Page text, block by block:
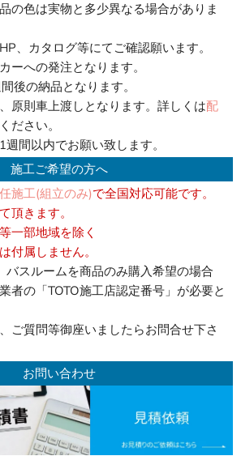
の色は実物と多少異なる場合がありま
、カタログ等にてご確認願います。
ーへの発注となります。
後の納品となります。
原則車上渡しとなります。詳しくは配
ださい。
週間以内でお願い致します。
施工ご希望の方へ
施工(組立のみ)で全国対応可能です。
頂きます。
一部地域を除く
付属しません。
バスルームを商品のみ購入希望の場合
者の「TOTO施工店認定番号」が必要と
ご質問等御座いましたらお問合せ下さ
お問い合わせ